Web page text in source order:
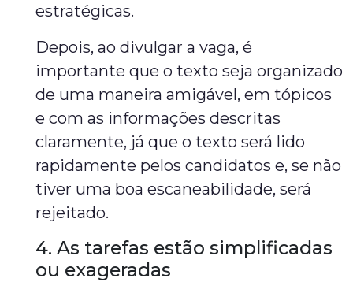
estratégicas.
Depois, ao divulgar a vaga, é
importante que o texto seja organizado
de uma maneira amigável, em tópicos
e com as informações descritas
claramente, já que o texto será lido
rapidamente pelos candidatos e, se não
tiver uma boa escaneabilidade, será
rejeitado.
4. As tarefas estão simplificadas
ou exageradas